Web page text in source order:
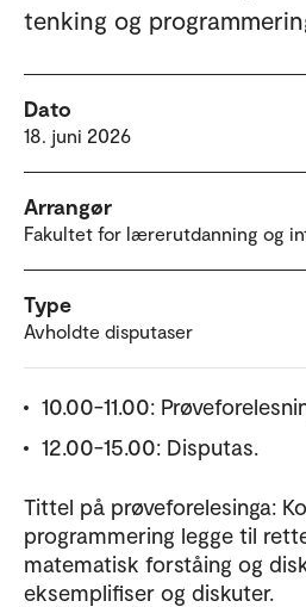
tenking og
Dato
18. juni 2026
Arrangør
Fakultet for lærerutdanning og
Type
Avholdte disputaser
10.00-11.00:
12.00-15.00: Disputas.
Tittel på prøveforelesinga:
programmering legge til
matematisk forståing og
eksemplifiser og diskuter.